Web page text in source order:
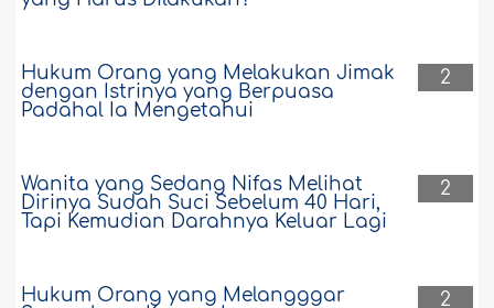
2
Hukum Orang yang Melakukan Jimak
dengan Istrinya yang Berpuasa
Padahal Ia Mengetahui
2
Wanita yang Sedang Nifas Melihat
Dirinya Sudah Suci Sebelum 40 Hari,
Tapi Kemudian Darahnya Keluar Lagi
2
Hukum Orang yang Melangggar